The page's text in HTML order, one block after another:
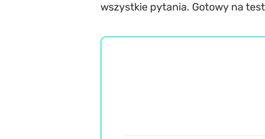
wszystkie pytania. Gotowy na